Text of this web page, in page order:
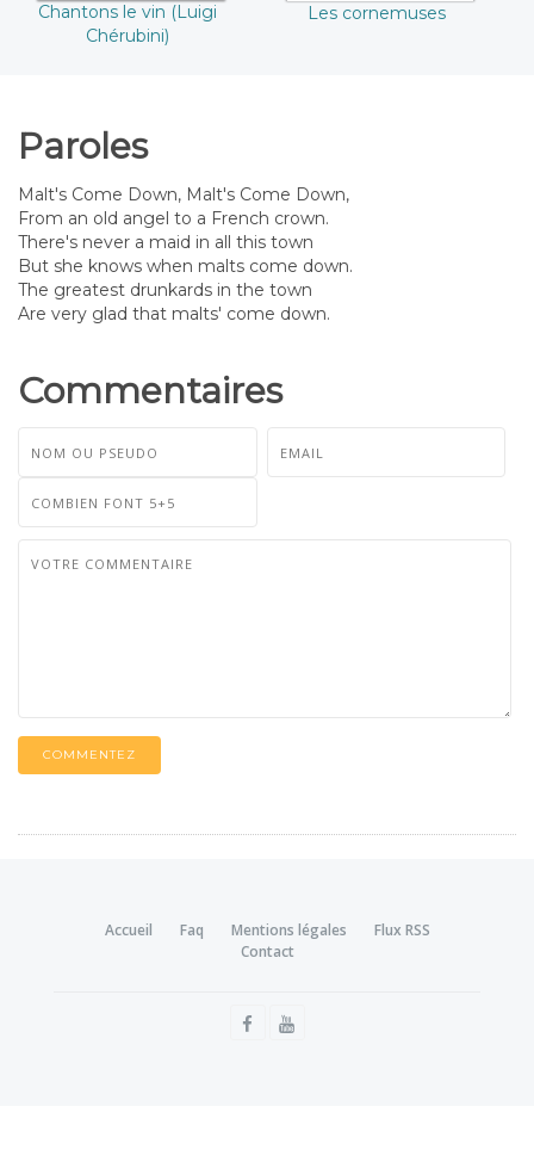
Chantons le vin (Luigi
Chérubini)
Les cornemuses
Paroles
Malt's Come Down, Malt's Come Down,
From an old angel to a French crown.
There's never a maid in all this town
But she knows when malts come down.
The greatest drunkards in the town
Are very glad that malts' come down.
Commentaires
COMMENTEZ
Accueil Faq Mentions légales
Flux RSS
Contact